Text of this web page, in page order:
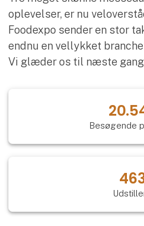
oplevelser, er nu
Foodexpo sender en stor
endnu en vellykket
Vi glæder os til næste gang
Besøgende